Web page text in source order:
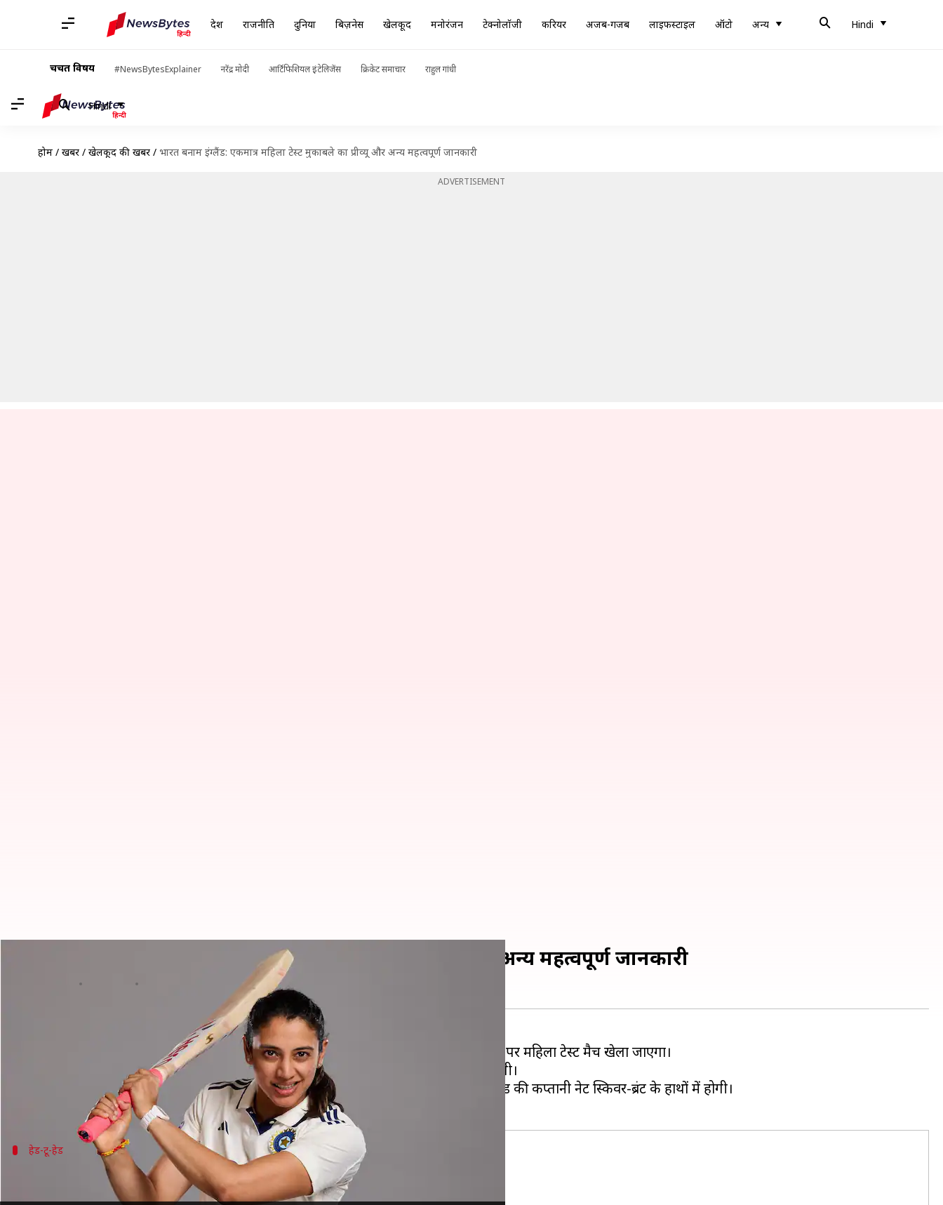
देश राजनीति दुनिया बिज़नेस खेलकूद मनोरंजन टेक्नोलॉजी करियर अजब-गजब लाइफस्टाइल ऑटो अन्य Hindi
चर्चित विषय #NewsBytesExplainer नरेंद्र मोदी आर्टिफिशियल इंटेलिजेंस क्रिकेट समाचार राहुल गांधी
Hindi
होम / खबरें / खेलकूद की खबरें / भारत बनाम इंग्लैंड: एकमात्र महिला टेस्ट मुकाबले का प्रीव्यू और अन्य महत्वपूर्ण जानकारी
ADVERTISEMENT
भारत बनाम इंग्लैंड: एकमात्र महिला टेस्ट मुकाबले का प्रीव्यू और अन्य महत्वपूर्ण जानकारी
टेस्ट क्रिकेट के इतिहास में एक नया अध्याय जुड़ने जा रहा है। 9 जुलाई से पहली बार लॉर्ड्स क्रिकेट ग्राउंड पर महिला टेस्ट मैच खेला जाएगा।
इस ऐतिहासिक मुकाबले मेंभारतीय महिला क्रिकेट टीमऔरइंग्लैंड महिला क्रिकेट टीम
आमने-सामने होंगी।
सीरीज में सिर्फ एक मुकाबला होगा। भारतीय टीम की कमान हरमनप्रीत कौर संभालेंगी, जबकि इंग्लैंड की कप्तानी नेट स्किवर-ब्रंट के हाथों में होगी।
हेड-टू-हेड
इंग्लैंड के खिलाफ भारत का पलड़ा रहा है भारी
भारतीय महिला टीम और इंग्लैंड की महिला टीम के बीच अब तक 14 टेस्ट मैच हुए हैं।